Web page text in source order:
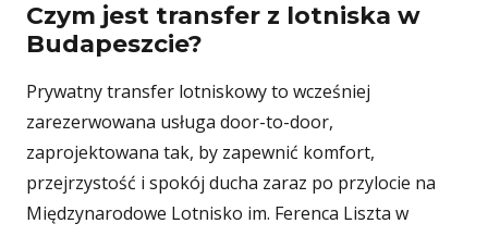
Czym jest transfer z lotniska w
Budapeszcie?
Prywatny transfer lotniskowy to wcześniej
zarezerwowana usługa door-to-door,
zaprojektowana tak, by zapewnić komfort,
przejrzystość i spokój ducha zaraz po przylocie na
Międzynarodowe Lotnisko im. Ferenca Liszta w